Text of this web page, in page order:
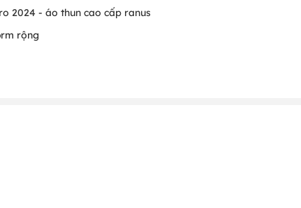
2024 - áo thun cao cấp ranus
rộng